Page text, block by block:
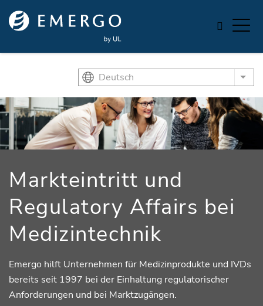
Skip to main content
Deutsch List
Markteintritt und
Regulatory Affairs bei
Medizintechnik
Emergo hilft Unternehmen für Medizinprodukte und IVDs
bereits seit 1997 bei der Einhaltung regulatorischer
Anforderungen und bei Marktzugängen.